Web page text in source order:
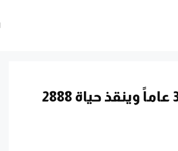
رجل يتبرع بـ450 لتراً من الدماء خلال 37 عاماً وينقذ حياة 2888